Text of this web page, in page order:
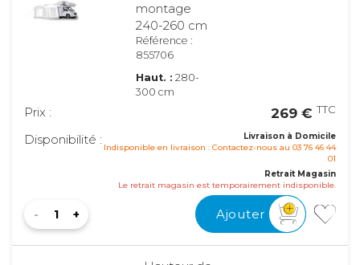
montage
240-260 cm
Référence :
855706
Haut. : 280-
300 cm
Prix : 269 € TTC
Disponibilité :
Livraison à Domicile
Indisponible en livraison : Contactez-nous au 03 76 46 44
01
Retrait Magasin
Le retrait magasin est temporairement indisponible.
Ajouter